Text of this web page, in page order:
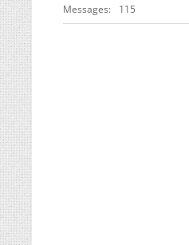
Messages 115